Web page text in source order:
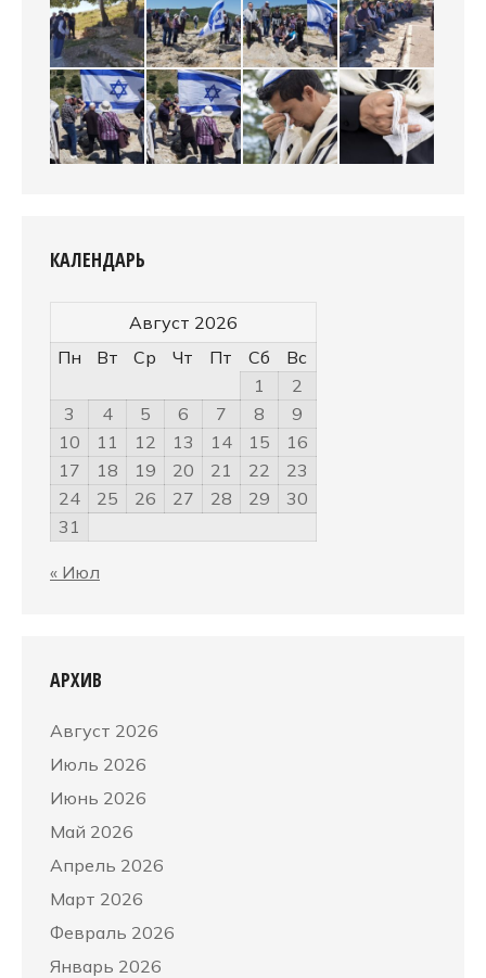
КАЛЕНДАРЬ
Август 2026
Пн
Вт Ср Чт Пт Сб
Вс
1
2
3
4 5 6 7 8
9
10
11 12 13 14 15
16
17
18 19 20 21 22
23
24
25 26 27 28 29
30
31
« Июл
АРХИВ
Август 2026
Июль 2026
Июнь 2026
Май 2026
Апрель 2026
Март 2026
Февраль 2026
Январь 2026